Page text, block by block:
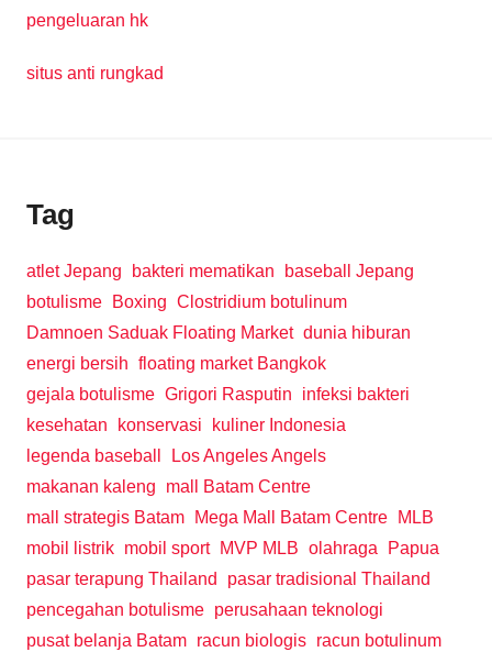
pengeluaran hk
situs anti rungkad
Tag
atlet Jepang bakteri mematikan
baseball Jepang
botulisme
Boxing Clostridium botulinum
Damnoen Saduak Floating Market dunia hiburan
energi bersih floating market Bangkok
gejala botulisme Grigori Rasputin
infeksi bakteri
kesehatan
konservasi
kuliner Indonesia
legenda baseball
Los Angeles Angels
makanan kaleng
mall Batam Centre
mall strategis Batam
Mega Mall Batam Centre
MLB
mobil listrik mobil sport MVP MLB olahraga
Papua
pasar terapung Thailand
pasar tradisional Thailand
pencegahan botulisme perusahaan teknologi
pusat belanja Batam racun biologis racun botulinum